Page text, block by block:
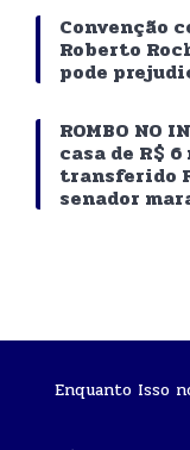
Convenção
Roberto
pode
ROMBO NO
casa de R$
transferido
senador
Enquanto Isso